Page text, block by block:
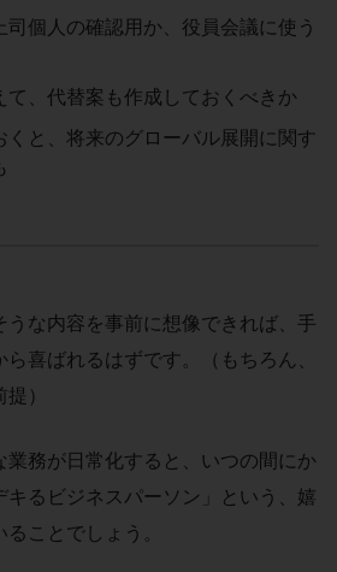
個人の確認用か、役員会議に使う
て、代替案も作成しておくべきか
と、将来のグローバル展開に関す
うな内容を事前に想像できれば、手
喜ばれるはずです。（もちろん、
）
業務が日常化すると、いつの間にか
キるビジネスパーソン」という、嬉
ことでしょう。